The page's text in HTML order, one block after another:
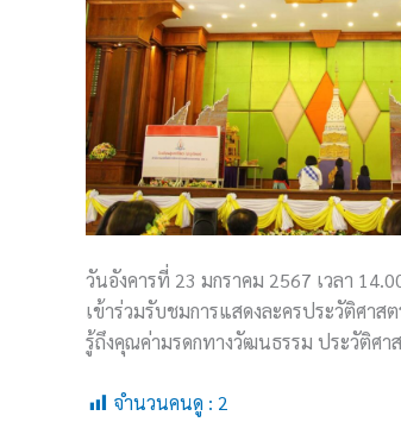
วันอังคารที่ 23 มกราคม 2567 เวลา
เข้าร่วมรับชมการแสดงละครประวัติศา
รู้ถึงคุณค่ามรดกทางวัฒนธรรม ประวัติศ
จำนวนคนดู : 2